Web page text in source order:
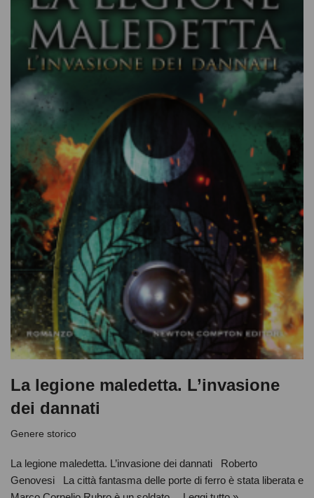
La legione maledetta. L’invasione
dei dannati
Genere storico
La legione maledetta. L’invasione dei dannati Roberto
Genovesi La città fantasma delle porte di ferro è stata liberata e